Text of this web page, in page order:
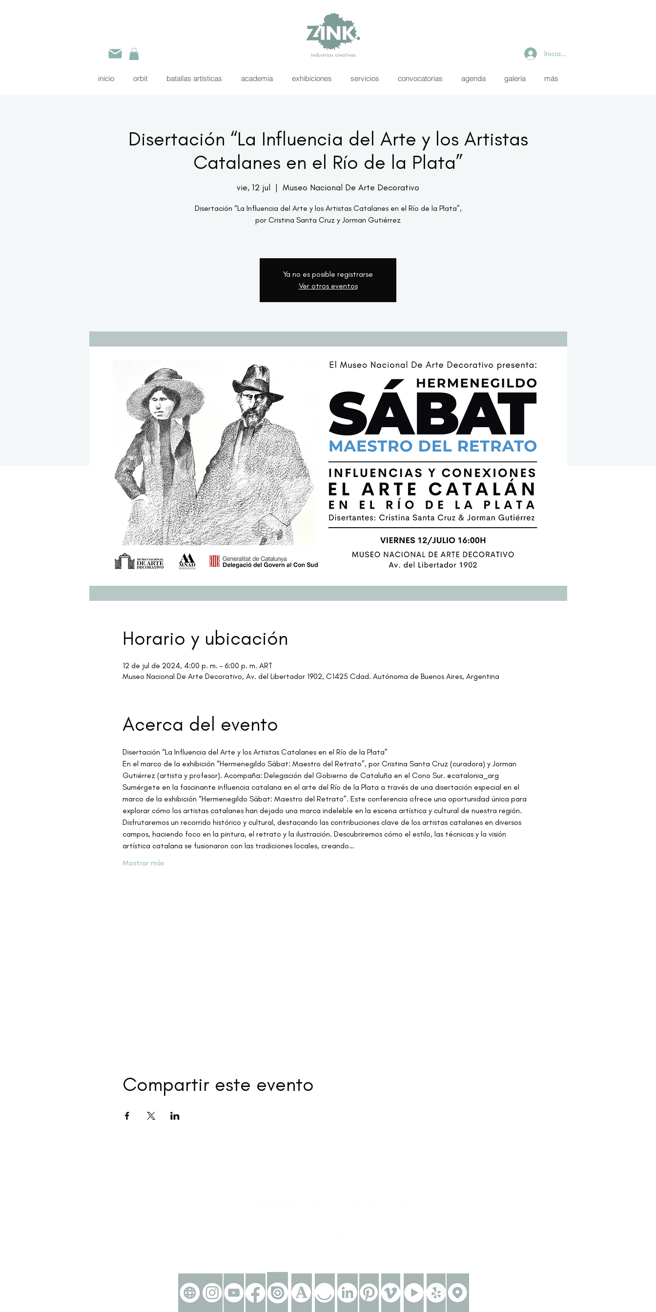
Iniciar sesión
inicio orbit batallas artísticas academia exhibiciones servicios convocatorias agenda galería más
Disertación “La Influencia del Arte y los Artistas
Catalanes en el Río de la Plata”
vie, 12 jul
  |
Museo Nacional De Arte Decorativo
Disertación “La Influencia del Arte y los Artistas Catalanes en el Río de la Plata”,
por Cristina Santa Cruz y Jorman Gutiérrez
Ya no es posible registrarse
Ver otros eventos
Horario y ubicación
12 de jul de 2024, 4:00 p. m. – 6:00 p. m. ART
Museo Nacional De Arte Decorativo, Av. del Libertador 1902, C1425 Cdad. Autónoma de Buenos Aires, Argentina
Acerca del evento
Disertación “La Influencia del Arte y los Artistas Catalanes en el Río de la Plata”
En el marco de la exhibición “Hermenegildo Sábat: Maestro del Retrato”, por Cristina Santa Cruz (curadora) y Jorman
Gutiérrez (artista y profesor). Acompaña: Delegación del Gobierno de Cataluña en el Cono Sur. @catalonia_arg
Sumérgete en la fascinante influencia catalana en el arte del Río de la Plata a través de una disertación especial en el
marco de la exhibición “Hermenegildo Sábat: Maestro del Retrato”. Este conferencia ofrece una oportunidad única para
explorar cómo los artistas catalanes han dejado una marca indeleble en la escena artística y cultural de nuestra región.
Disfrutaremos un recorrido histórico y cultural, destacando las contribuciones clave de los artistas catalanes en diversos
campos, haciendo foco en la pintura, el retrato y la ilustración. Descubriremos cómo el estilo, las técnicas y la visión
artística catalana se fusionaron con las tradiciones locales, creando…
Mostrar más
Compartir este evento